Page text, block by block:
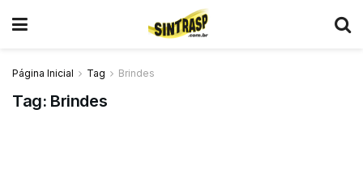
Página Inicial Tag Brindes
Tag: Brindes